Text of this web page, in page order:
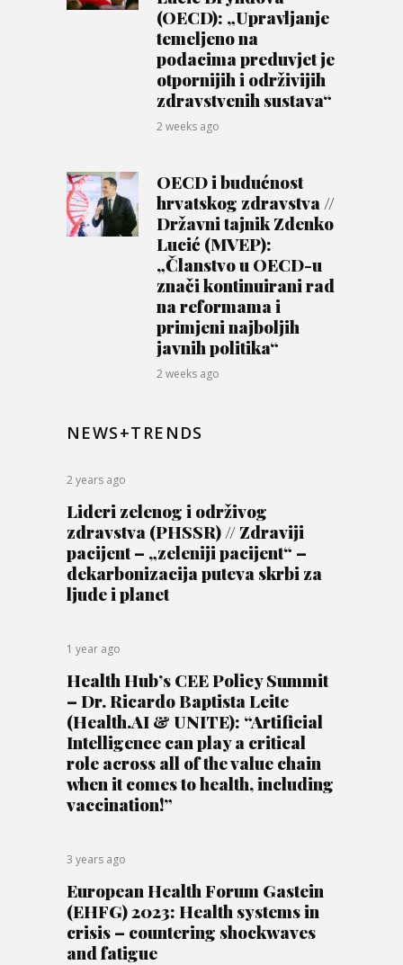
(OECD): „Upravljanje
temeljeno na
podacima preduvjet je
otpornijih i održivijih
zdravstvenih sustava“
2 weeks ago
OECD i budućnost
hrvatskog zdravstva //
Državni tajnik Zdenko
Lucić (MVEP):
„Članstvo u OECD-u
znači kontinuirani rad
na reformama i
primjeni najboljih
javnih politika“
2 weeks ago
NEWS+TRENDS
2 years ago
Lideri zelenog i održivog
zdravstva (PHSSR) // Zdraviji
pacijent – „zeleniji pacijent“ –
dekarbonizacija puteva skrbi za
ljude i planet
1 year ago
Health Hub’s CEE Policy Summit
– Dr. Ricardo Baptista Leite
(Health.AI & UNITE): “Artificial
Intelligence can play a critical
role across all of the value chain
when it comes to health, including
vaccination!”
3 years ago
European Health Forum Gastein
(EHFG) 2023: Health systems in
crisis – countering shockwaves
and fatigue